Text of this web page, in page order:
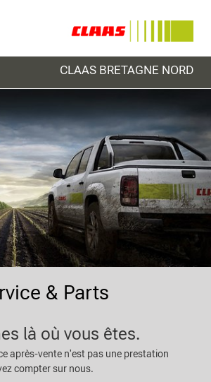
CLAAS BRETAGNE NORD
& Parts
là où vous êtes.
après-vente n'est pas une prestation
compter sur nous.